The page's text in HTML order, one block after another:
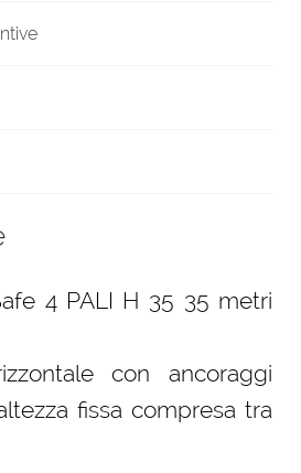
4 PALI H 35 35 metri
con ancoraggi
fissa compresa tra